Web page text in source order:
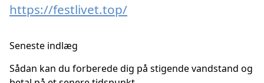
https://festlivet.top/
Seneste indlæg
Sådan kan du forberede dig på stigende vandstand og